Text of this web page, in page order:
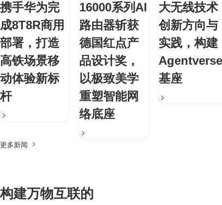
携手华为完
成8T8R商用
部署，打造
高铁场景移
动体验新标
杆
16000系列AI
路由器斩获
德国红点产
品设计奖，
以极致美学
重塑智能网
络底座
大无线技术
创新方向与
实践，构建
Agentverse
基座
更多新闻
构建万物互联的